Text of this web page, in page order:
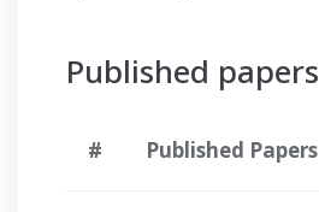
Published papers
# Published Papers